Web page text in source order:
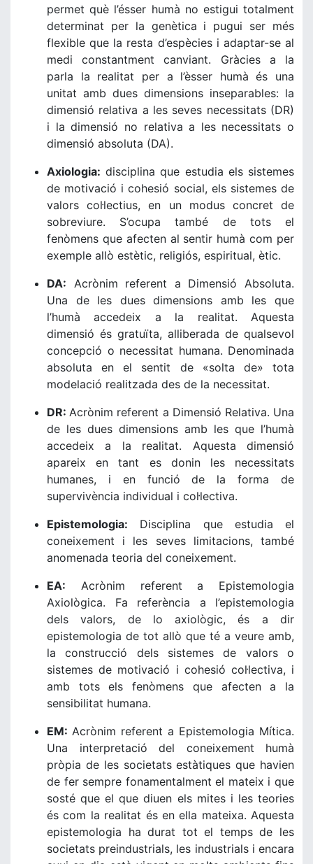
permet què l’ésser humà no estigui totalment
determinat per la genètica i pugui ser més
flexible que la resta d’espècies i adaptar-se al
medi constantment canviant. Gràcies a la
parla la realitat per a l’èsser humà és una
unitat amb dues dimensions inseparables: la
dimensió relativa a les seves necessitats (DR)
i la dimensió no relativa a les necessitats o
dimensió absoluta (DA).
Axiologia: disciplina que estudia els sistemes
de motivació i cohesió social, els sistemes de
valors col·lectius, en un modus concret de
sobreviure. S’ocupa també de tots el
fenòmens que afecten al sentir humà com per
exemple allò estètic, religiós, espiritual, ètic.
DA: Acrònim referent a Dimensió Absoluta.
Una de les dues dimensions amb les que
l’humà accedeix a la realitat. Aquesta
dimensió és gratuïta, alliberada de qualsevol
concepció o necessitat humana. Denominada
absoluta en el sentit de «solta de» tota
modelació realitzada des de la necessitat.
DR:Acrònim referent a Dimensió Relativa. Una
de les dues dimensions amb les que l’humà
accedeix a la realitat. Aquesta dimensió
apareix en tant es donin les necessitats
humanes, i en funció de la forma de
supervivència individual i col·lectiva.
Epistemologia: Disciplina que estudia el
coneixement i les seves limitacions, també
anomenada teoria del coneixement.
EA: Acrònim referent a Epistemologia
Axiològica. Fa referència a l’epistemologia
dels valors, de lo axiològic, és a dir
epistemologia de tot allò que té a veure amb,
la construcció dels sistemes de valors o
sistemes de motivació i cohesió col·lectiva, i
amb tots els fenòmens que afecten a la
sensibilitat humana.
EM: Acrònim referent a Epistemologia Mítica.
Una interpretació del coneixement humà
pròpia de les societats estàtiques que havien
de fer sempre fonamentalment el mateix i que
sosté que el que diuen els mites i les teories
és com la realitat és en ella mateixa. Aquesta
epistemologia ha durat tot el temps de les
societats preindustrials, les industrials i encara